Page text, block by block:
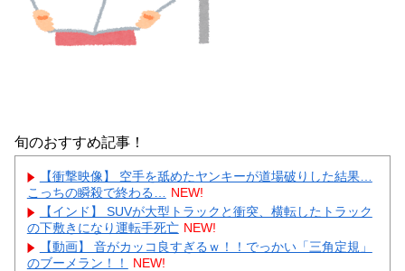
旬のおすすめ記事！
【衝撃映像】 空手を舐めたヤンキーが道場破りした結果…
こっちの瞬殺で終わる…
NEW!
【インド】 SUVが大型トラックと衝突、横転したトラック
の下敷きになり運転手死亡 NEW!
【動画】 音がカッコ良すぎるｗ！！でっかい「三角定規」
のブーメラン！！
NEW!